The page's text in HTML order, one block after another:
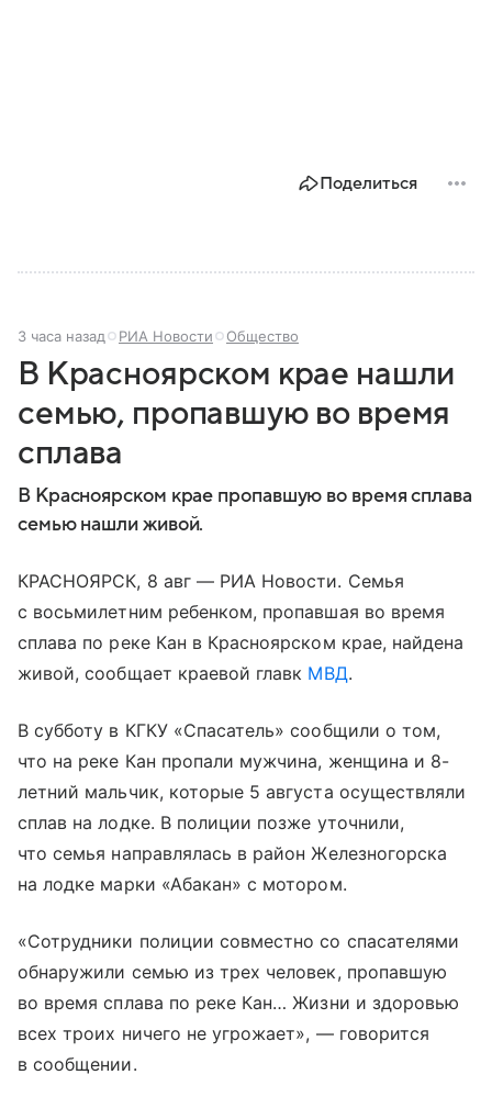
Поделиться
3 часа назад РИА Новости Общество
В Красноярском крае нашли
семью, пропавшую во время
сплава
В Красноярском крае пропавшую во время сплава
семью нашли живой.
КРАСНОЯРСК, 8 авг — РИА Новости. Семья
с восьмилетним ребенком, пропавшая во время
сплава по реке Кан в Красноярском крае, найдена
живой, сообщает краевой главк МВД.
В субботу в КГКУ «Спасатель» сообщили о том,
что на реке Кан пропали мужчина, женщина и 8-
летний мальчик, которые 5 августа осуществляли
сплав на лодке. В полиции позже уточнили,
что семья направлялась в район Железногорска
на лодке марки «Абакан» с мотором.
«Сотрудники полиции совместно со спасателями
обнаружили семью из трех человек, пропавшую
во время сплава по реке Кан… Жизни и здоровью
всех троих ничего не угрожает», — говорится
в сообщении.